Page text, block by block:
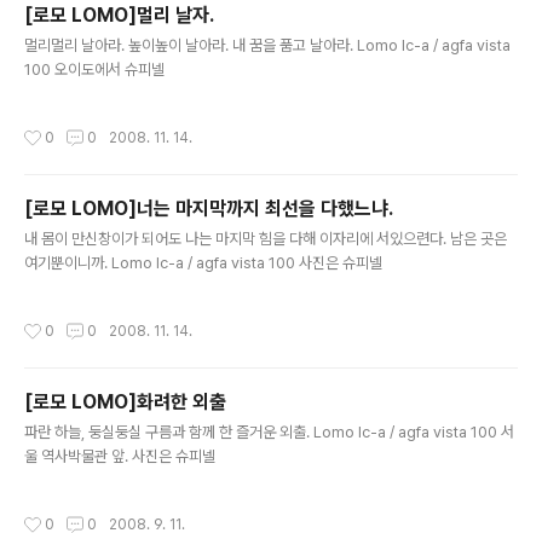
[로모 LOMO]멀리 날자.
멀리멀리 날아라. 높이높이 날아라. 내 꿈을 품고 날아라. Lomo lc-a / agfa vista
100 오이도에서 슈피넬
0 0 2008. 11. 14.
[로모 LOMO]너는 마지막까지 최선을 다했느냐.
내 몸이 만신창이가 되어도 나는 마지막 힘을 다해 이자리에 서있으련다. 남은 곳은
여기뿐이니까. Lomo lc-a / agfa vista 100 사진은 슈피넬
0 0 2008. 11. 14.
[로모 LOMO]화려한 외출
파란 하늘, 둥실둥실 구름과 함께 한 즐거운 외출. Lomo lc-a / agfa vista 100 서
울 역사박물관 앞. 사진은 슈피넬
0 0 2008. 9. 11.